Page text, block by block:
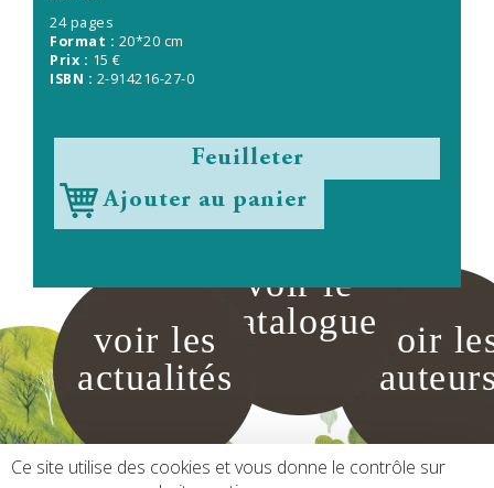
Ce site utilise des cookies et vous donne le contrôle sur
24 pages
Format : 20*20 cm
Prix : 15 €
ISBN : 2-914216-27-0
Feuilleter
Ajouter au panier
voir
voir le
catalogue
voir les
actualités